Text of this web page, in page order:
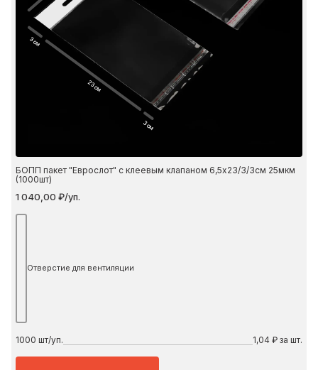
23 см
3 см
3 см
БОПП пакет "Еврослот" с клеевым клапаном 6,5х23/3/3см 25мкм
(1000шт)
1 040,00 ₽/уп.
Отверстие для вентиляции
1000 шт/уп. 1,04 ₽ за шт.